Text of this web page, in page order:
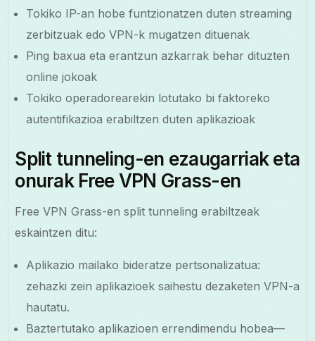
Tokiko IP-an hobe funtzionatzen duten streaming
zerbitzuak edo VPN-k mugatzen dituenak
Ping baxua eta erantzun azkarrak behar dituzten
online jokoak
Tokiko operadorearekin lotutako bi faktoreko
autentifikazioa erabiltzen duten aplikazioak
Split tunneling-en ezaugarriak eta
onurak Free VPN Grass-en
Free VPN Grass-en split tunneling erabiltzeak
eskaintzen ditu:
Aplikazio mailako bideratze pertsonalizatua:
zehazki zein aplikazioek saihestu dezaketen VPN-a
hautatu.
Baztertutako aplikazioen errendimendu hobea—